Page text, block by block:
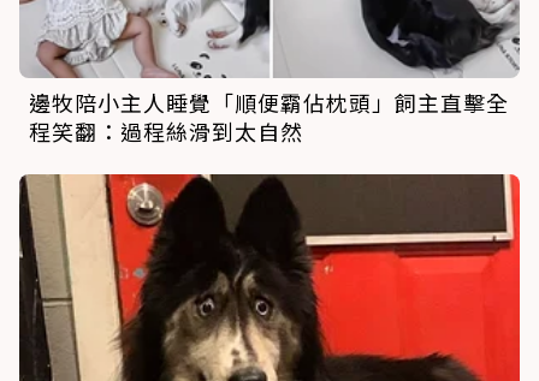
邊牧陪小主人睡覺「順便霸佔枕頭」飼主直擊全
程笑翻：過程絲滑到太自然